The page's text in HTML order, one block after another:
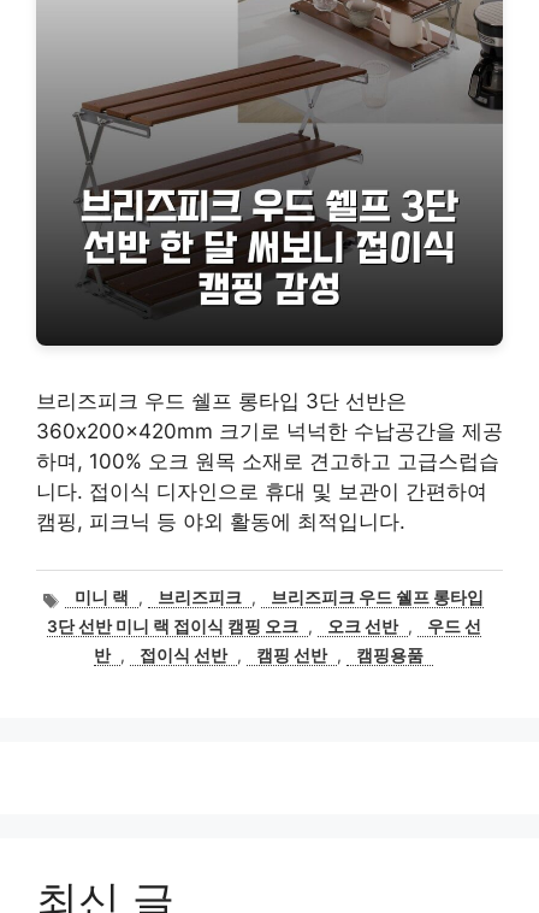
브리즈피크 우드 쉘프 롱타입 3단 선반은
360x200x420mm 크기로 넉넉한 수납공간을 제공
하며, 100% 오크 원목 소재로 견고하고 고급스럽습
니다. 접이식 디자인으로 휴대 및 보관이 간편하여
캠핑, 피크닉 등 야외 활동에 최적입니다.
태
그
미니 랙 , 브리즈피크 ,
브리즈피크 우드 쉘프 롱타입
3단 선반 미니 랙 접이식 캠핑 오크 , 오크 선반 ,
우드 선
반 , 접이식 선반 , 캠핑 선반 , 캠핑용품
최신 글